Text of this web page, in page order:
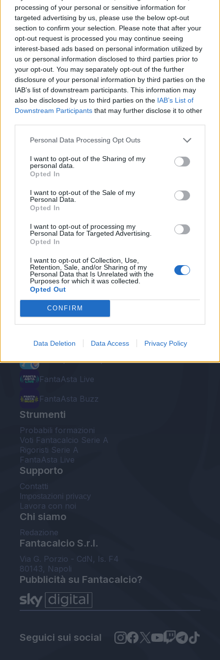
processing of your personal or sensitive information for
targeted advertising by us, please use the below opt-out
section to confirm your selection. Please note that after your
opt-out request is processed you may continue seeing
interest-based ads based on personal information utilized by
us or personal information disclosed to third parties prior to
your opt-out. You may separately opt-out of the further
disclosure of your personal information by third parties on the
IAB’s list of downstream participants. This information may
also be disclosed by us to third parties on the IAB’s List of
Downstream Participants that may further disclose it to other
Personal Data Processing Opt Outs
I want to opt-out of the Sharing of my
personal data.
Opted In
I want to opt-out of the Sale of my
Personal Data.
Opted In
I want to opt-out of processing my
Personal Data for Targeted Advertising.
Opted In
I want to opt-out of Collection, Use,
Retention, Sale, and/or Sharing of my
Personal Data that Is Unrelated with the
Purposes for which it was collected.
Opted Out
CONFIRM
Data Deletion Data Access Privacy Policy
aggiudicarsi il trofeo sono dunque i campioni
d'Italia. Vittoria nel segno di Tumminello,
doppietta per lui, ma a sbloccare il risultato ci
aveva pensato prima Marchizza dal dischetto. Il
poker servito da Keba nel finale, Keba che si era
anche procurato il rigore dell'1-0, e che aveva
orchestrato l'azione del raddoppio. E' la seconda
Supercoppa per la Primavera giallorossa,
ancora zero le affermazioni nerazzurre in quattro
apparizioni totali.
Redazione Fantacalcio.it
Le nostre app
Fantacalcio® Serie A Enilive
Leghe Fantacalcio® Serie A Enilive
EuroLeghe Fantacalcio®
Guida per l'asta perfetta
FantaAsta Live
FantaAsta Buzz
Strumenti
Probabili formazioni
Voti Fantacalcio Serie A
Rigoristi Serie A
FantaAsta Live
Supporto
Contatti
Impostazioni privacy
Lavora con noi
Chi siamo
Redazione
Fantacalcio S.r.l.
Via G. Porzio - CdN, Is. F4
80143, Napoli
Pubblicità su Fantacalcio?
Seguici sui social